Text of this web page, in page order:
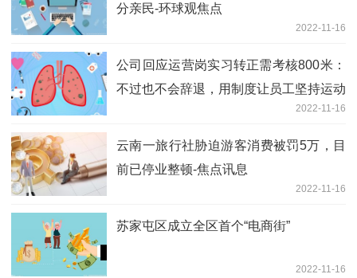
分亲民-环球观焦点
2022-11-16
公司回应运营岗实习转正需考核800米：
不过也不会辞退，用制度让员工坚持运动
2022-11-16
云南一旅行社胁迫游客消费被罚5万，目
前已停业整顿-焦点讯息
2022-11-16
苏家屯区成立全区首个“电商街”
2022-11-16